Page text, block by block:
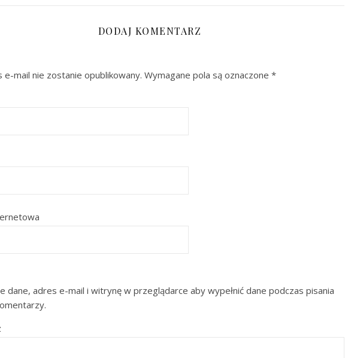
DODAJ KOMENTARZ
e-mail nie zostanie opublikowany. Wymagane pola są oznaczone *
dane, adres e-mail i witrynę w przeglądarce aby wypełnić dane podczas pisania